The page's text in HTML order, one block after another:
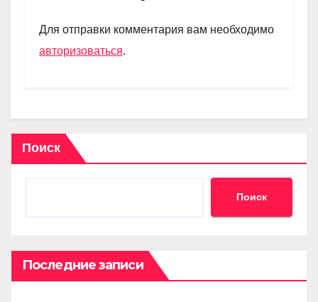
m p
p
a
и
Для отправки комментария вам необходимо
авторизоваться.
Поиск
Поиск
Последние записи